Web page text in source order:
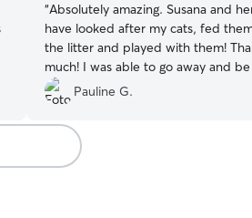
“Absolutely amazing. Susana and
have looked after my cats, fed
the litter and played with them!
much! I was able to go away and
Thank you so so much for
Pauline G.